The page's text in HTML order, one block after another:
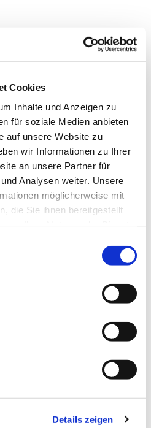
Cookies
Inhalte und Anzeigen zu
für soziale Medien anbieten
auf unsere Website zu
wir Informationen zu Ihrer
an unsere Partner für
Analysen weiter. Unsere
möglicherweise mit
die Sie ihnen bereitgestellt
Details zeigen
Sie auch